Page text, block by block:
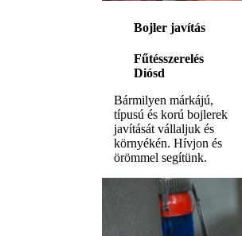
Bojler javítás
Fűtésszerelés
Diósd
Bármilyen márkájú,
típusú és korú bojlerek
javítását vállaljuk és
környékén. Hívjon és
örömmel segítünk.